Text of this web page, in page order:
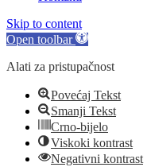
Skip to content
Open toolbar
Alati za pristupačnost
Povećaj Tekst
Smanji Tekst
Crno-bijelo
Viskoki kontrast
Negativni kontrast